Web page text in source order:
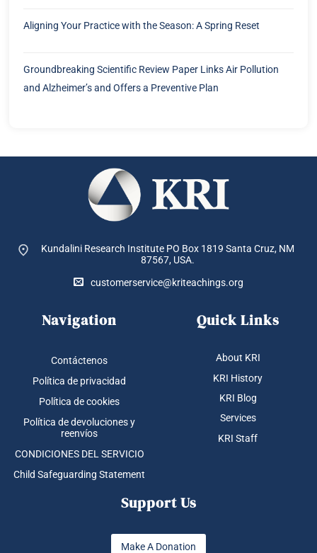
Aligning Your Practice with the Season: A Spring Reset
Groundbreaking Scientific Review Paper Links Air Pollution
and Alzheimer’s and Offers a Preventive Plan
Kundalini Research Institute PO Box 1819 Santa Cruz, NM
87567, USA.
customerservice@kriteachings.org
Navigation
Contáctenos
Política de privacidad
Política de cookies
Política de devoluciones y
reenvíos
CONDICIONES DEL SERVICIO
Child Safeguarding Statement
Quick Links
About KRI
KRI History
KRI Blog
Services
KRI Staff
Support Us
Make A Donation